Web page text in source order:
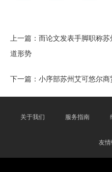
上一篇： 而论文发表手脚职称
道形势
下一篇： 小序部苏州艾可悠尔
关于我们 服务指南
友情